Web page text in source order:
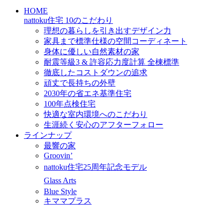
HOME
nattoku住宅 10のこだわり
理想の暮らしを引き出すデザイン力
家具まで標準仕様の空間コーディネート
身体に優しい自然素材の家
耐震等級3 & 許容応力度計算 全棟標準
徹底したコストダウンの追求
頑丈で長持ちの外壁
2030年の省エネ基準住宅
100年点検住宅
快適な室内環境へのこだわり
生涯続く安心のアフターフォロー
ラインナップ
最響の家
Groovin’
nattoku住宅25周年記念モデル
Glass Arts
Blue Style
キママプラス